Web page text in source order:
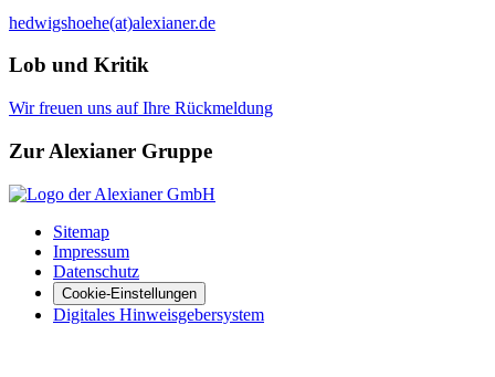
hedwigshoehe(at)alexianer.de
Lob und Kritik
Wir freuen uns auf Ihre Rückmeldung
Zur Alexianer Gruppe
Sitemap
Impressum
Datenschutz
Cookie-Einstellungen
Digitales Hinweisgebersystem